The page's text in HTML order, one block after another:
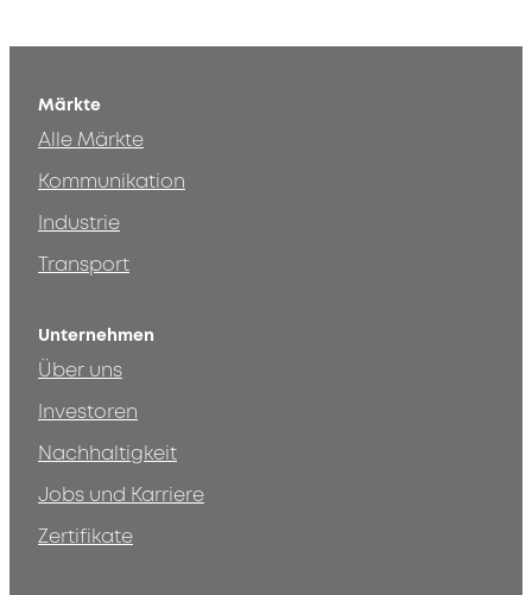
Märkte
Alle Märkte
Kommunikation
Industrie
Transport
Unternehmen
Über uns
Investoren
Nachhaltigkeit
Jobs und Karriere
Zertifikate